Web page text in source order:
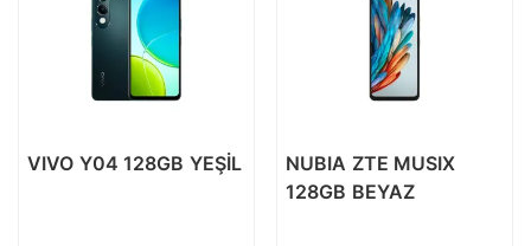
VIVO Y04 128GB YEŞİL
NUBIA ZTE MUSIX
128GB BEYAZ